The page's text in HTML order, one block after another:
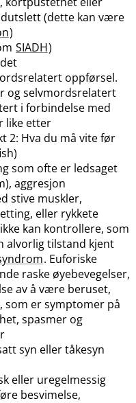
(dette kan være
)
SIADH)
oppførsel.
og selvmordsrelatert
i forbindelse med
like etter
2: Hva du må vite før
som ofte er ledsaget
aggresjon
stive muskler,
eller rykkete
kan kontrollere, som
alvorlig tilstand kjent
. Euforiske
raske øyebevegelser,
av å være beruset,
som er symptomer på
spasmer og
syn eller tåkesyn
eller uregelmessig
besvimelse,